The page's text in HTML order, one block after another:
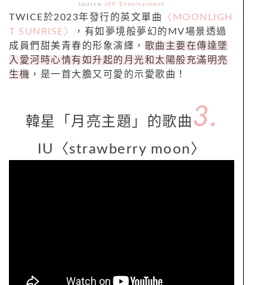
source: JYP Entertaiment
TWICE於2023年發行的英文單曲
〈MOONLIGH
T SUNRISE〉
，有如夢境般夢幻的MV場景透過
成員們甜美青春的形象演繹， 歌曲主要在傳達墜
入愛河時心情有如升起的月光和太陽般充滿明亮
生機 ，是一首大膽又可愛的示愛歌曲！
韓星「月亮主題」的歌曲 3.
IU〈strawberry moon〉